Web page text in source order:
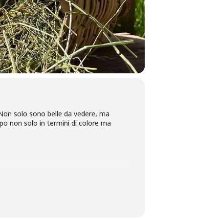
solo sono belle da vedere, ma
non solo in termini di colore ma